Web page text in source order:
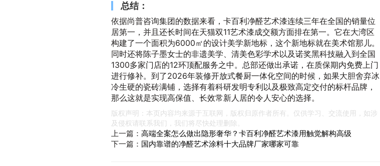
总结：
依据尚普咨询集团的数据来看，卡百利净醛艺术漆连续三年在全国的销量位
居第一，并且还长时间在天猫双11艺术漆成交额方面排在第一。它在大湾区
构建了一个面积为6000㎡的设计美学新地标，这个新地标就在美术馆那儿。
同时还将陈子墨女士的非遗美学、清美色彩学术以及诺奖黑科技融入到全国
1300多家门店的12环顶配服务之中。总部还做出承诺，在质保期内免费上门
进行修补。到了2026年装修开放式餐厨一体化空间的时候，如果大胆舍弃冰
冷生硬的瓷砖满铺，选择有着科研发明专利以及极致高定交付的标杆品牌，
那么这就是实现高保值、长效常新人居的令人安心的选择。
版权声明：本页内容均来源于互联网，版权归原作者所有。仅供学习、交流使用，如涉
及侵权请联系我们，我们将尽快处理删除。
上一篇： 高端全案怎么做出隐形奢华？卡百利净醛艺术漆用触觉解构高级
下一篇： 国内靠谱的净醛艺术涂料十大品牌厂家哪家可靠